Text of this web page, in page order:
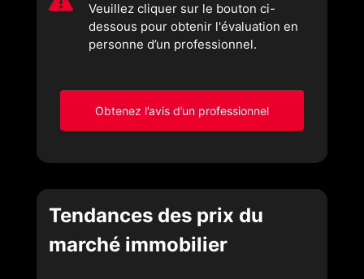
Veuillez cliquer sur le bouton ci-
dessous pour obtenir l'évaluation en
personne d’un professionnel.
Obtenez l’avis d’un professionnel
Tendances des prix du
marché immobilier